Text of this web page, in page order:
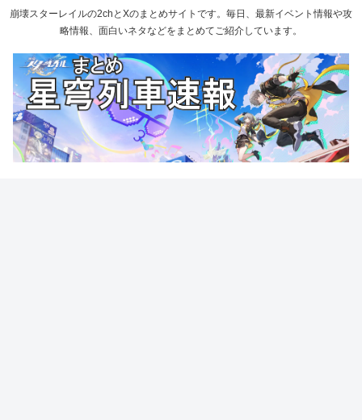
崩壊スターレイルの2chとXのまとめサイトです。毎日、最新イベント情報や攻
略情報、面白いネタなどをまとめてご紹介しています。